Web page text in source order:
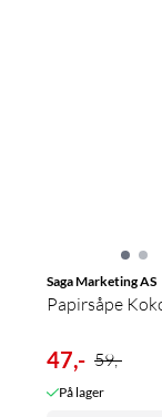
Saga Marketing AS
Papirsåpe
47,- 59,-
På lager